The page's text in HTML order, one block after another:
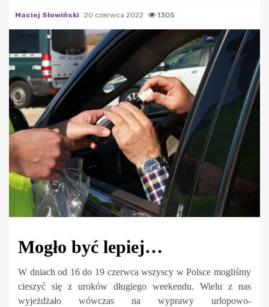
Maciej Słowiński 20 czerwca 2022 1305
Mogło być lepiej…
W dniach od 16 do 19 czerwca wszyscy w Polsce mogliśmy
cieszyć się z uroków długiego weekendu. Wielu z nas
wyjeżdżało wówczas na wyprawy urlopowo-